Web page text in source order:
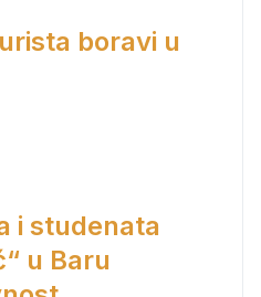
boravi u
i studenata
u Baru